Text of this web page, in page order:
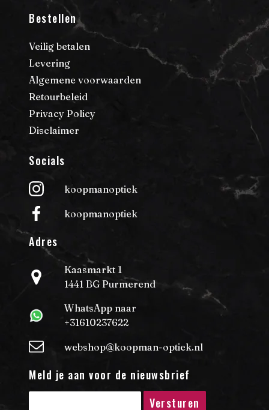
Adres
Kaasmarkt 1
1441 BG Purmerend
WhatsApp naar
+31610237622
webshop@koopman-optiek.nl
Meld je aan voor de nieuwsbrief
Versturen
Socials
koopmanoptiek
koopmanoptiek
Bestellen
Veilig betalen
Levering
Algemene voorwaarden
Retourbeleid
Privacy Policy
Disclaimer